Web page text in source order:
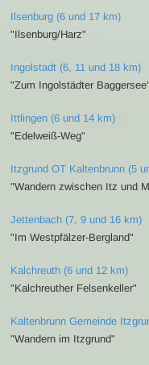
Ilsenburg (6 und 17 km)
"Ilsenburg/Harz"
Ingolstadt (6, 11 und 18 km)
"Zum Ingolstädter Baggersee"
Ittlingen (6 und 14 km)
"Edelweiß-Weg"
Itzgrund OT Kaltenbrunn (5
"Wandern zwischen Itz und
Jettenbach (7, 9 und 16 km)
"Im Westpfälzer-Bergland"
Kalchreuth (6 und 12 km)
"Kalchreuther Felsenkeller"
Kaltenbrunn Gemeinde
"Wandern im Itzgrund"